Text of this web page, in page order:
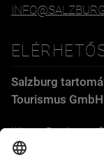
Salzburg
Tourismus GmbH
Wiener
5300 Hallwang